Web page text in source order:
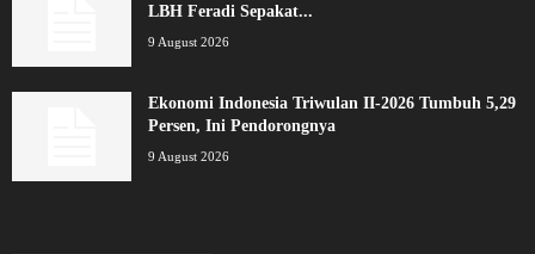
LBH Feradi Sepakat...
9 August 2026
Ekonomi Indonesia Triwulan II-2026 Tumbuh 5,29
Persen, Ini Pendorongnya
9 August 2026